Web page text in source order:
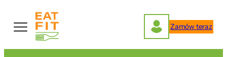
treści
Zamów teraz